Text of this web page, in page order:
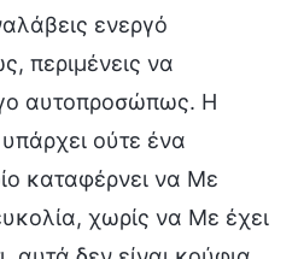
ενεργό
περιμένεις να
αυτοπροσώπως. Η
υπάρχει ούτε ένα
καταφέρνει να Με
χωρίς να Με έχει